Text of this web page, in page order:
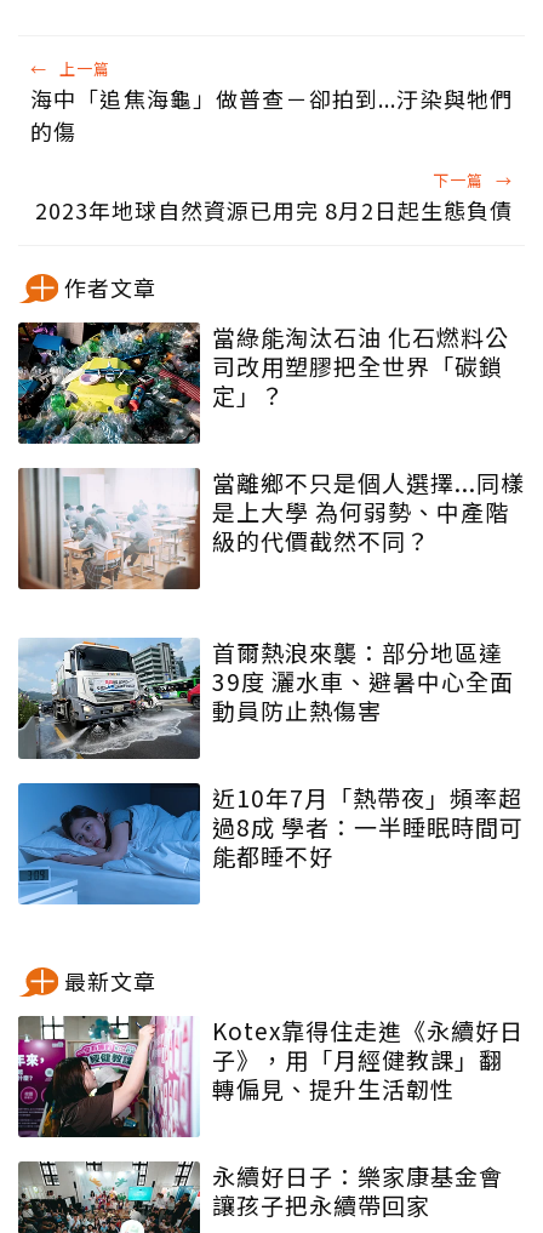
← 上一篇
海中「追焦海龜」做普查－卻拍到...汙染與牠們
的傷
下一篇 →
2023年地球自然資源已用完 8月2日起生態負債
作者文章
當綠能淘汰石油 化石燃料公
司改用塑膠把全世界「碳鎖
定」？
當離鄉不只是個人選擇...同樣
是上大學 為何弱勢、中產階
級的代價截然不同？
首爾熱浪來襲：部分地區達
39度 灑水車、避暑中心全面
動員防止熱傷害
近10年7月「熱帶夜」頻率超
過8成 學者：一半睡眠時間可
能都睡不好
最新文章
Kotex靠得住走進《永續好日
子》，用「月經健教課」翻
轉偏見、提升生活韌性
永續好日子：樂家康基金會
讓孩子把永續帶回家